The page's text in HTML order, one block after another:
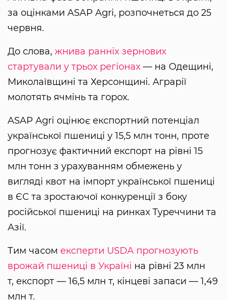
за оцінками ASAP Agri, розпочнеться до 25
червня.
До слова, жнива ранніх зернових
стартували у трьох регіонах — на Одещині,
Миколаївщині та Херсонщині. Аграрії
молотять ячмінь та горох.
ASAP Agri оцінює експортний потенціал
української пшениці у 15,5 млн тонн, проте
прогнозує фактичний експорт на рівні 15
млн тонн з урахуванням обмежень у
вигляді квот на імпорт української пшениці
в ЄС та зростаючої конкуренції з боку
російської пшениці на ринках Туреччини та
Азії.
Тим часом експерти USDA прогнозують
врожай пшениці в Україні на рівні 23 млн
т, експорт — 16,5 млн т, кінцеві запаси — 1,49
млн т.